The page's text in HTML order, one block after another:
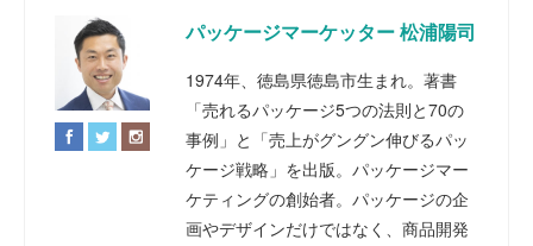
パッケージマーケッター 松浦陽司
1974年、徳島県徳島市生まれ。著書
「売れるパッケージ5つの法則と70の
事例」と「売上がグングン伸びるパッ
ケージ戦略」を出版。パッケージマー
ケティングの創始者。パッケージの企
画やデザインだけではなく、商品開発